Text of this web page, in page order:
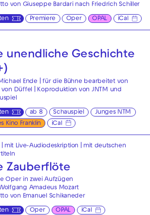
von Giuseppe Bardari nach Friedrich Schiller
Premiere Oper OPAL iCal
unendliche Geschichte
Ende | für die Bühne bearbeitet von
von Düffel | Koproduktion von JNTM und
ab 8 Schauspiel
Junges NTM
Kino Franklin
iCal
| mit Live-Audiodeskription
mit deutschen
Zauberflöte
Oper in zwei Aufzügen
Amadeus Mozart
von Emanuel Schikaneder
Oper OPAL iCal